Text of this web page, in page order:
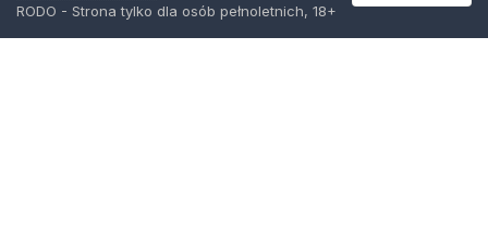
RODO - Strona tylko dla osób pełnoletnich, 18+